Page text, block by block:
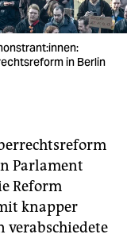
in Berlin
Parlament
Reform
knapper
verabschiedete